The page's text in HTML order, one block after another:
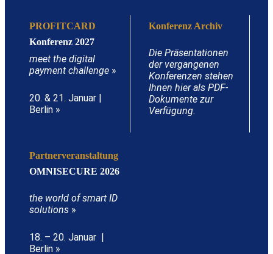
PROFITCARD
Konferenz 2027
meet the digital
payment challenge »
20. & 21. Januar |
Berlin »
Konferenz Archiv
Die Präsentationen
der vergangenen
Konferenzen stehen
Ihnen hier als PDF-
Dokumente zur
Verfügung.
Partnerveranstaltung
OMNISECURE 2026
the world of smart ID
solutions »
18. – 20. Januar |
Berlin »